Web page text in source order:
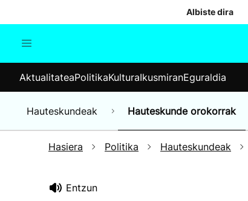
Albiste dira
Munduko albisteak
Hauteskundeak
AktualitateaPolitikaKulturaIkusmiranEguraldia
Hauteskundeak Hauteskunde orokorrak
Hasiera Politika Hauteskundeak
Entzun